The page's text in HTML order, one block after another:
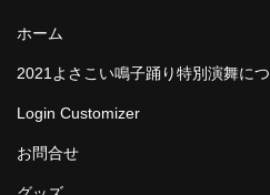
ホーム
2021よさこい鳴子踊り特別演舞に
Login Customizer
お問合せ